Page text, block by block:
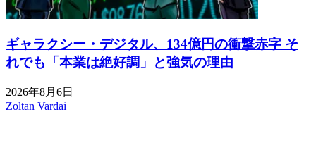
ギャラクシー・デジタル、134億円の衝撃赤字 そ
れでも「本業は絶好調」と強気の理由
2026年8月6日
Zoltan Vardai